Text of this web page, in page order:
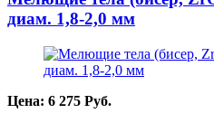
диам. 1,8-2,0 мм
Цена: 6 275 Руб.